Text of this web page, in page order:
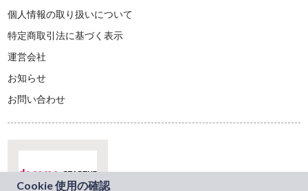
個人情報の取り扱いについて
特定商取引法に基づく表示
運営会社
お知らせ
お問い合わせ